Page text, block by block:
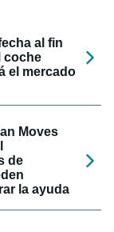
al fin
coche
el mercado
Moves
de
la ayuda